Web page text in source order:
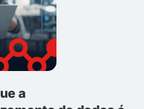
a